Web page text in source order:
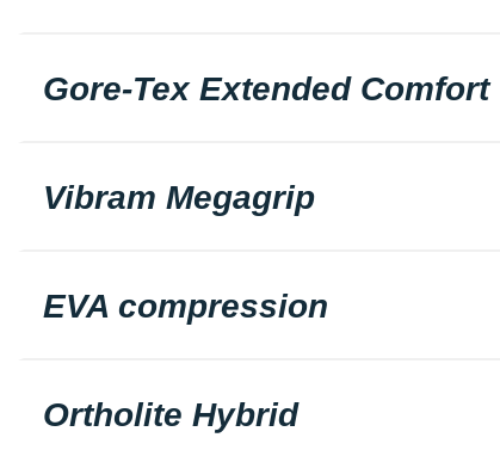
Gore-Tex Extended Comfort
Vibram Megagrip
EVA compression
Ortholite Hybrid